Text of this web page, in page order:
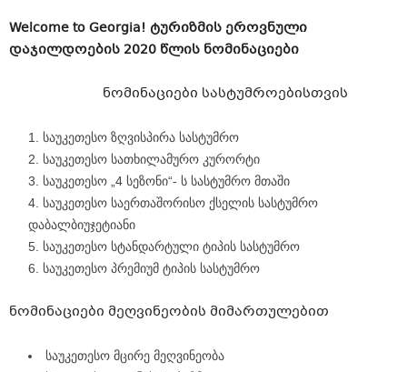
Welcome to Georgia! ტურიზმის ეროვნული
დაჯილდოების 2020 წლის ნომინაციები
ნომინაციები სასტუმროებისთვის
საუკეთესო ზღვისპირა სასტუმრო
საუკეთესო სათხილამურო კურორტი
საუკეთესო „4 სეზონი“- ს სასტუმრო მთაში
საუკეთესო საერთაშორისო ქსელის სასტუმრო
დაბალბიუჯეტიანი
საუკეთესო სტანდარტული ტიპის სასტუმრო
საუკეთესო პრემიუმ ტიპის სასტუმრო
ნომინაციები მეღვინეობის მიმართულებით
საუკეთესო მცირე მეღვინეობა